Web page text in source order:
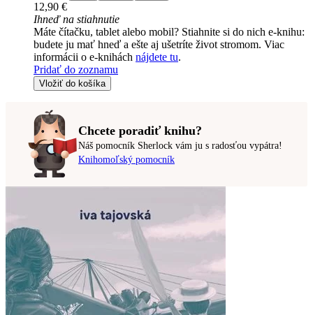
12,90 €
Ihneď na stiahnutie
Máte čítačku, tablet alebo mobil? Stiahnite si do nich e-knihu:
budete ju mať hneď a ešte aj ušetríte život stromom. Viac
informácii o e-knihách nájdete tu.
Pridať do zoznamu
Vložiť do košíka
Chcete poradiť knihu?
Náš pomocník Sherlock vám ju s radosťou vypátra!
Knihomoľský pomocník